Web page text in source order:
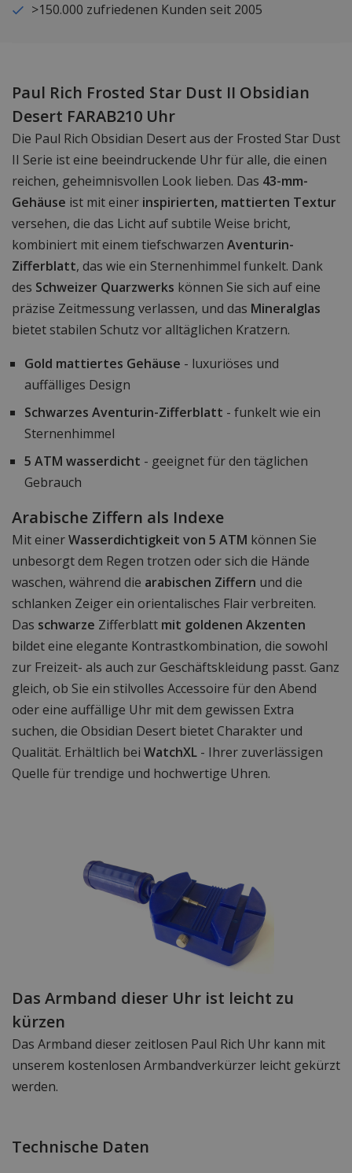
>150.000 zufriedenen Kunden seit 2005
Paul Rich Frosted Star Dust II Obsidian
Desert FARAB210 Uhr
Die Paul Rich Obsidian Desert aus der Frosted Star Dust
II Serie ist eine beeindruckende Uhr für alle, die einen
reichen, geheimnisvollen Look lieben. Das 43-mm-
Gehäuse ist mit einer inspirierten, mattierten Textur
versehen, die das Licht auf subtile Weise bricht,
kombiniert mit einem tiefschwarzen Aventurin-
Zifferblatt, das wie ein Sternenhimmel funkelt. Dank
des Schweizer Quarzwerks können Sie sich auf eine
präzise Zeitmessung verlassen, und das Mineralglas
bietet stabilen Schutz vor alltäglichen Kratzern.
Gold mattiertes Gehäuse - luxuriöses und
auffälliges Design
Schwarzes Aventurin-Zifferblatt - funkelt wie ein
Sternenhimmel
5 ATM wasserdicht - geeignet für den täglichen
Gebrauch
Arabische Ziffern als Indexe
Mit einerWasserdichtigkeit von 5 ATM können Sie
unbesorgt dem Regen trotzen oder sich die Hände
waschen, während die arabischen Ziffern und die
schlanken Zeiger ein orientalisches Flair verbreiten.
Das schwarze Zifferblatt mit goldenen Akzenten
bildet eine elegante Kontrastkombination, die sowohl
zur Freizeit- als auch zur Geschäftskleidung passt. Ganz
gleich, ob Sie ein stilvolles Accessoire für den Abend
oder eine auffällige Uhr mit dem gewissen Extra
suchen, die Obsidian Desert bietet Charakter und
Qualität. Erhältlich bei WatchXL - Ihrer zuverlässigen
Quelle für trendige und hochwertige Uhren.
Das Armband dieser Uhr ist leicht zu
kürzen
Das Armband dieser zeitlosen Paul Rich Uhr kann mit
unserem kostenlosen Armbandverkürzer leicht gekürzt
werden.
Technische Daten